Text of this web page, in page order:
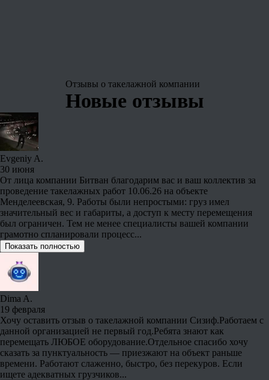
Отзывы о такелажной компании
Новые отзывы
Evgeniy A.
30 июня
От лица компании Битван благодарим вас и ваш коллектив за
проведение такелажных работ 10.06.26 на объекте
Менделеевская, 9. Работы были непростыми: груз имел
значительный вес и габариты, а доступ к месту перемещения
был ограничен. Тем не менее специалисты вашей компании
грамотно спланировали процесс...
Показать полностью
Dima A.
19 февраля
Хочу оставить отзыв о такелажной компании Сизиф.Работаем с
данной организацией не первый год.Ребята знают как
перемещать ЛЮБОЕ оборудование.Отдельное спасибо хочу
сказать за пунктуальность — приезжают на объект раньше
времени. Работают слаженно, быстро, без перекуров. Если
ищете адекватных грузчиков...